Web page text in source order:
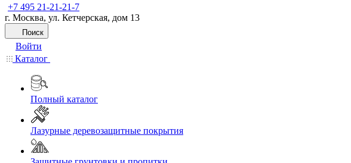
+7 495 21-21-21-7
г. Москва, ул. Кетчерская, дом 13
Поиск
Войти
Каталог
Полный каталог
Лазурные деревозащитные покрытия